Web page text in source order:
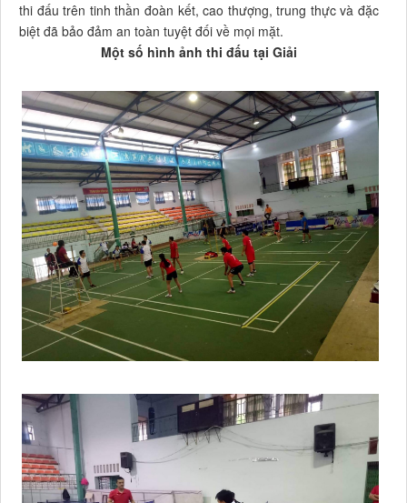
thi đấu trên tinh thần đoàn kết, cao thượng, trung thực và đặc
biệt đã bảo đảm an toàn tuyệt đối về mọi mặt.
Một số hình ảnh thi đấu tại Giải